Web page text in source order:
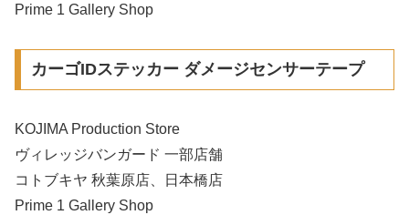
Prime 1 Gallery Shop
カーゴIDステッカー ダメージセンサーテープ
KOJIMA Production Store
ヴィレッジバンガード 一部店舗
コトブキヤ 秋葉原店、日本橋店
Prime 1 Gallery Shop